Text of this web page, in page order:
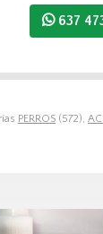
PERROS (572),
637